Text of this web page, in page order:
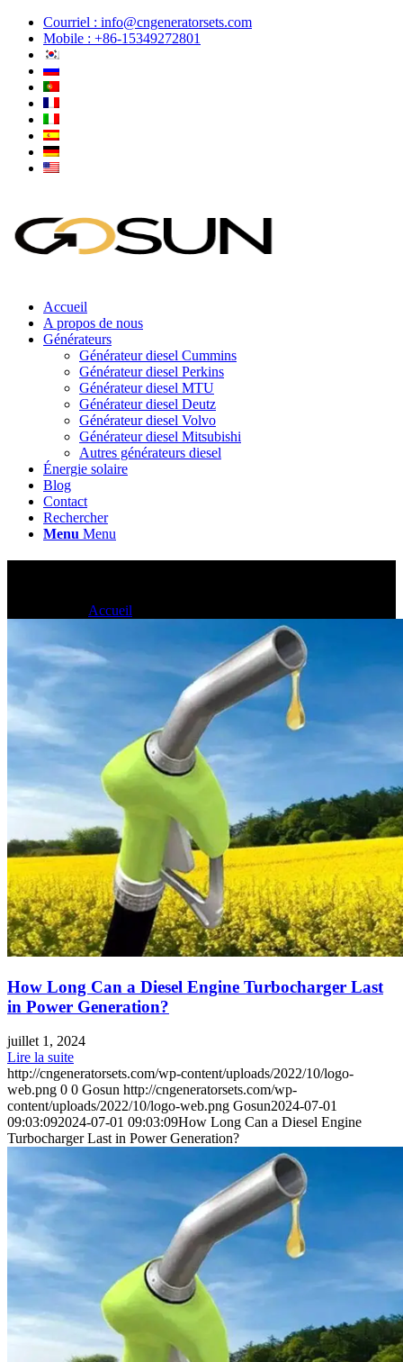
Courriel : info@cngeneratorsets.com
Mobile : +86-15349272801
Accueil
A propos de nous
Générateurs
Générateur diesel Cummins
Générateur diesel Perkins
Générateur diesel MTU
Générateur diesel Deutz
Générateur diesel Volvo
Générateur diesel Mitsubishi
Autres générateurs diesel
Énergie solaire
Blog
Contact
Rechercher
Menu Menu
Accueil
How Long Can a Diesel Engine Turbocharger Last
in Power Generation?
juillet 1, 2024
Lire la suite
http://cngeneratorsets.com/wp-content/uploads/2022/10/logo-
web.png 0 0 Gosun http://cngeneratorsets.com/wp-
content/uploads/2022/10/logo-web.png Gosun2024-07-01
09:03:092024-07-01 09:03:09How Long Can a Diesel Engine
Turbocharger Last in Power Generation?